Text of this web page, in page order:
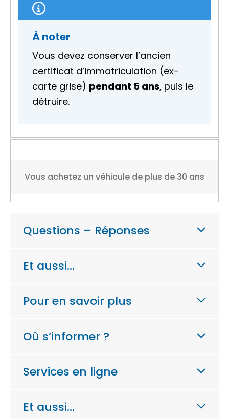
À noter
Vous devez conserver l’ancien
certificat d’immatriculation (ex-
carte grise) pendant 5 ans, puis le
détruire.
Vous achetez un véhicule de plus de 30 ans
Questions – Réponses
Et aussi…
Pour en savoir plus
Où s’informer ?
Services en ligne
Et aussi…